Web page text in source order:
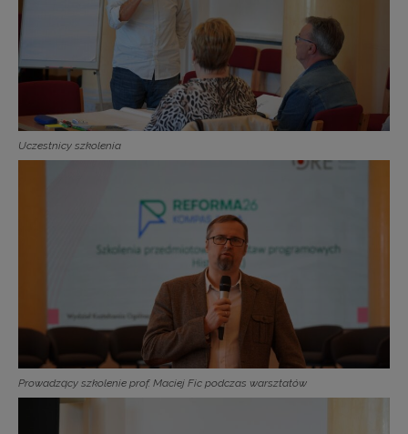
Uczestnicy szkolenia
Prowadzący szkolenie prof. Maciej Fic podczas warsztatów